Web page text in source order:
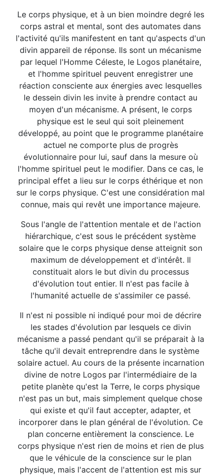
Le corps physique, et à un bien moindre degré les
corps astral et mental, sont des automates dans
l'activité qu'ils manifestent en tant qu'aspects d'un
divin appareil de réponse. Ils sont un mécanisme
par lequel l'Homme Céleste, le Logos planétaire,
et l'homme spirituel peuvent enregistrer une
réaction consciente aux énergies avec lesquelles
le dessein divin les invite à prendre contact au
moyen d'un mécanisme. A présent, le corps
physique est le seul qui soit pleinement
développé, au point que le programme planétaire
actuel ne comporte plus de progrès
évolutionnaire pour lui, sauf dans la mesure où
l'homme spirituel peut le modifier. Dans ce cas, le
principal effet a lieu sur le corps éthérique et non
sur le corps physique. C'est une considération mal
connue, mais qui revêt une importance majeure.
Sous l'angle de l'attention mentale et de l'action
hiérarchique, c'est sous le précédent système
solaire que le corps physique dense atteignit son
maximum de développement et d'intérêt. Il
constituait alors le but divin du processus
d'évolution tout entier. Il n'est pas facile à
l'humanité actuelle de s'assimiler ce passé.
Il n'est ni possible ni indiqué pour moi de décrire
les stades d'évolution par lesquels ce divin
mécanisme a passé pendant qu'il se préparait à la
tâche qu'il devait entreprendre dans le système
solaire actuel. Au cours de la présente incarnation
divine de notre Logos par l'intermédiaire de la
petite planète qu'est la Terre, le corps physique
n'est pas un but, mais simplement quelque chose
qui existe et qu'il faut accepter, adapter, et
incorporer dans le plan général de l'évolution. Ce
plan concerne entièrement la conscience. Le
corps physique n'est rien de moins et rien de plus
que le véhicule de la conscience sur le plan
physique, mais l'accent de l'attention est mis sur